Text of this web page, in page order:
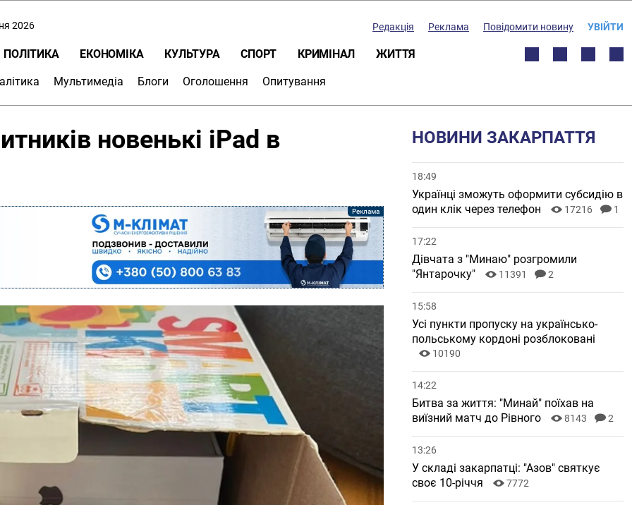
2026 Редакція Реклама Повідомити новину УВІЙТИ
ПОЛІТИКА ЕКОНОМІКА КУЛЬТУРА СПОРТ КРИМІНАЛ ЖИТТЯ
Мультимедіа Блоги Оголошення Опитування
новенькі iPad в
НОВИНИ ЗАКАРПАТТЯ
18:49
Українці зможуть оформити субсидію в
один клік через телефон
17216 1
17:22
Дівчата з "Минаю" розгромили
"Янтарочку"
11391 2
15:58
Усі пункти пропуску на українсько-
польському кордоні розблоковані
10190
14:22
Битва за життя: "Минай" поїхав на
виїзний матч до Рівного
8143 2
13:26
У складі закарпатці: "Азов" святкує
своє 10-річчя
7772